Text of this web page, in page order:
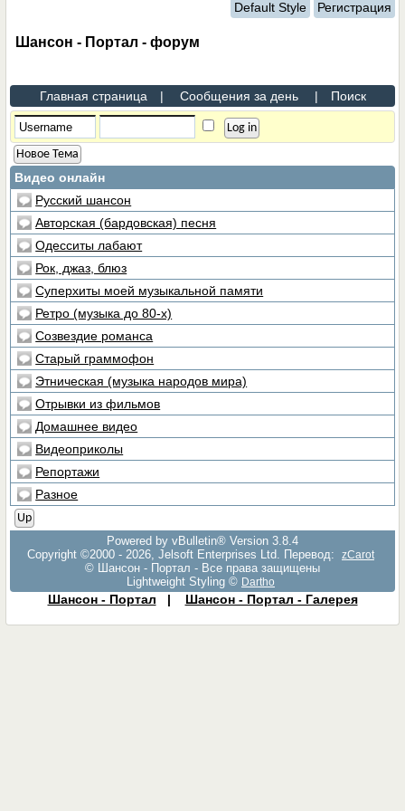
Default Style Регистрация
Шансон - Портал - форум
Главная страница | Сообщения за день | Поиск
Новое Тема
Видео онлайн
Русский шансон
Авторская (бардовская) песня
Одесситы лабают
Рок, джаз, блюз
Суперхиты моей музыкальной памяти
Ретро (музыка до 80-х)
Созвездие романса
Старый граммофон
Этническая (музыка народов мира)
Отрывки из фильмов
Домашнее видео
Видеоприколы
Репортажи
Разное
Up
Powered by vBulletin® Version 3.8.4
Copyright ©2000 - 2026, Jelsoft Enterprises Ltd. Перевод:
zCarot
© Шансон - Портал - Все права защищены
Lightweight Styling © Dartho
Шансон - Портал | Шансон - Портал - Галерея